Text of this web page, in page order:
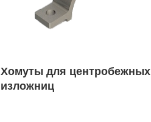
Хомуты для центробежных
изложниц